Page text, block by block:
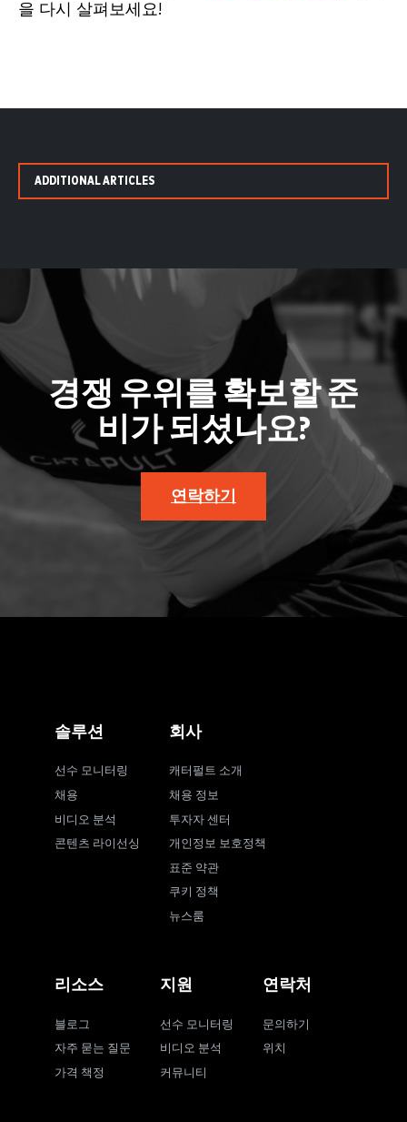
을 다시 살펴보세요!
ADDITIONAL ARTICLES
경쟁 우위를 확보할 준
비가 되셨나요?
연락하기
솔루션
선수 모니터링
채용
비디오 분석
콘텐츠 라이선싱
회사
캐터펄트 소개
채용 정보
투자자 센터
개인정보 보호정책
표준 약관
쿠키 정책
뉴스룸
리소스
블로그
자주 묻는 질문
가격 책정
지원
선수 모니터링
비디오 분석
커뮤니티
연락처
문의하기
위치